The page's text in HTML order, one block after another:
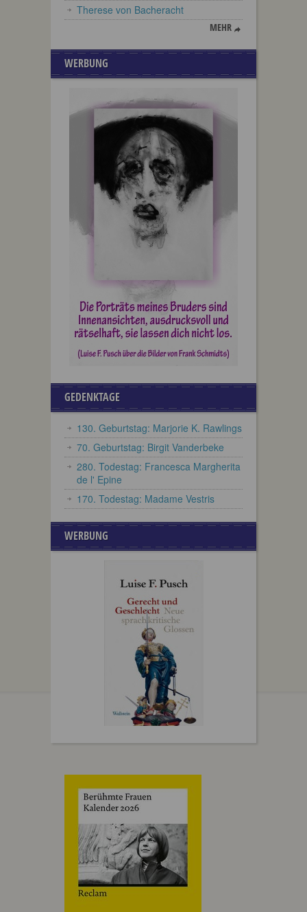
Therese von Bacheracht
MEHR
WERBUNG
GEDENKTAGE
130. Geburtstag: Marjorie K. Rawlings
70. Geburtstag: Birgit Vanderbeke
280. Todestag: Francesca Margherita
de l' Epine
170. Todestag: Madame Vestris
WERBUNG